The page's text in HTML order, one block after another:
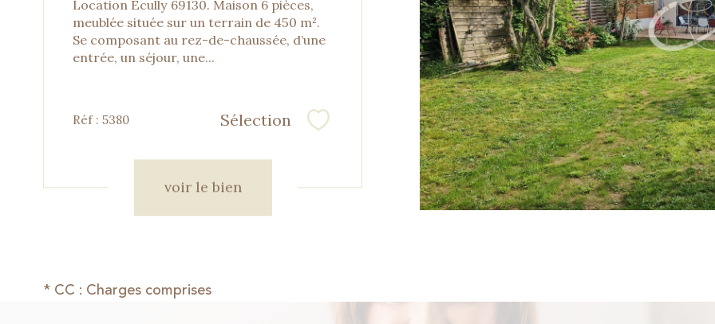
Location Ecully 69130. Maison 6 pièces,
meublée située sur un terrain de 450 m².
Se composant au rez-de-chaussée, d’une
entrée, un séjour, une...
Réf : 5380 Sélection Sélectionner
voir le bien
* CC : Charges comprises